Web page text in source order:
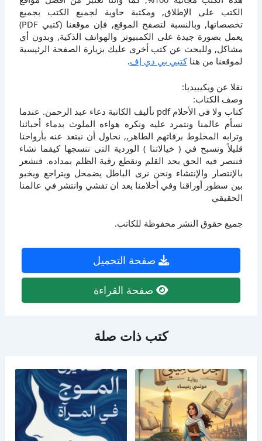
الكتب على الإطلاق, ومكتبة حاوية لجميع الكتب بجميع
تخصصاتها, وبالنسبة لتصفح الموقع, فإن موقعنا (كتبي PDF)
يعمل بصورة جيدة على الكمبيوتر والهواتف الذكية, وبدون أي
مشاكل, وللبحث عن كتب أخرى عليك بزيارة الصفحة الرئيسية
لموقعنا من هناكتبي بي دي إف.
نقلا عن ويكيبيديا:
وصف الكتاب:
كتاب ولا في الأحلام pdf تأليف الكاتبة دعاء عبد الرحمن. عندما
نسأم عالمنا ونتمرد عليه ونكره هواءه الملوث بدماء أحبائنا
وترابه المخلوط برفاتهم الطاهر,, نحاول أن نبتعد عنه بأرواحنا
قليلاً ونسبح في ( خيالاتنا ) الوردية التى ننسجها كيفما نشاء
فننصر فيه الحق بحد القلم ونقطع رقبة الظلم بمداده. فنشعر
بالإنتصار والإنتشاء ونحن نرى الباطل يضمحل ويتراجع ويخبو
بين سطور أوراقنا وفي أحلامنا بعد ان تفشي وانتشر في عالمنا
الحقيقي
جميع حقوق النشر محفوظة للكاتب.
صفحة التحميل
صفحة القراءة
كتب ذات صلة